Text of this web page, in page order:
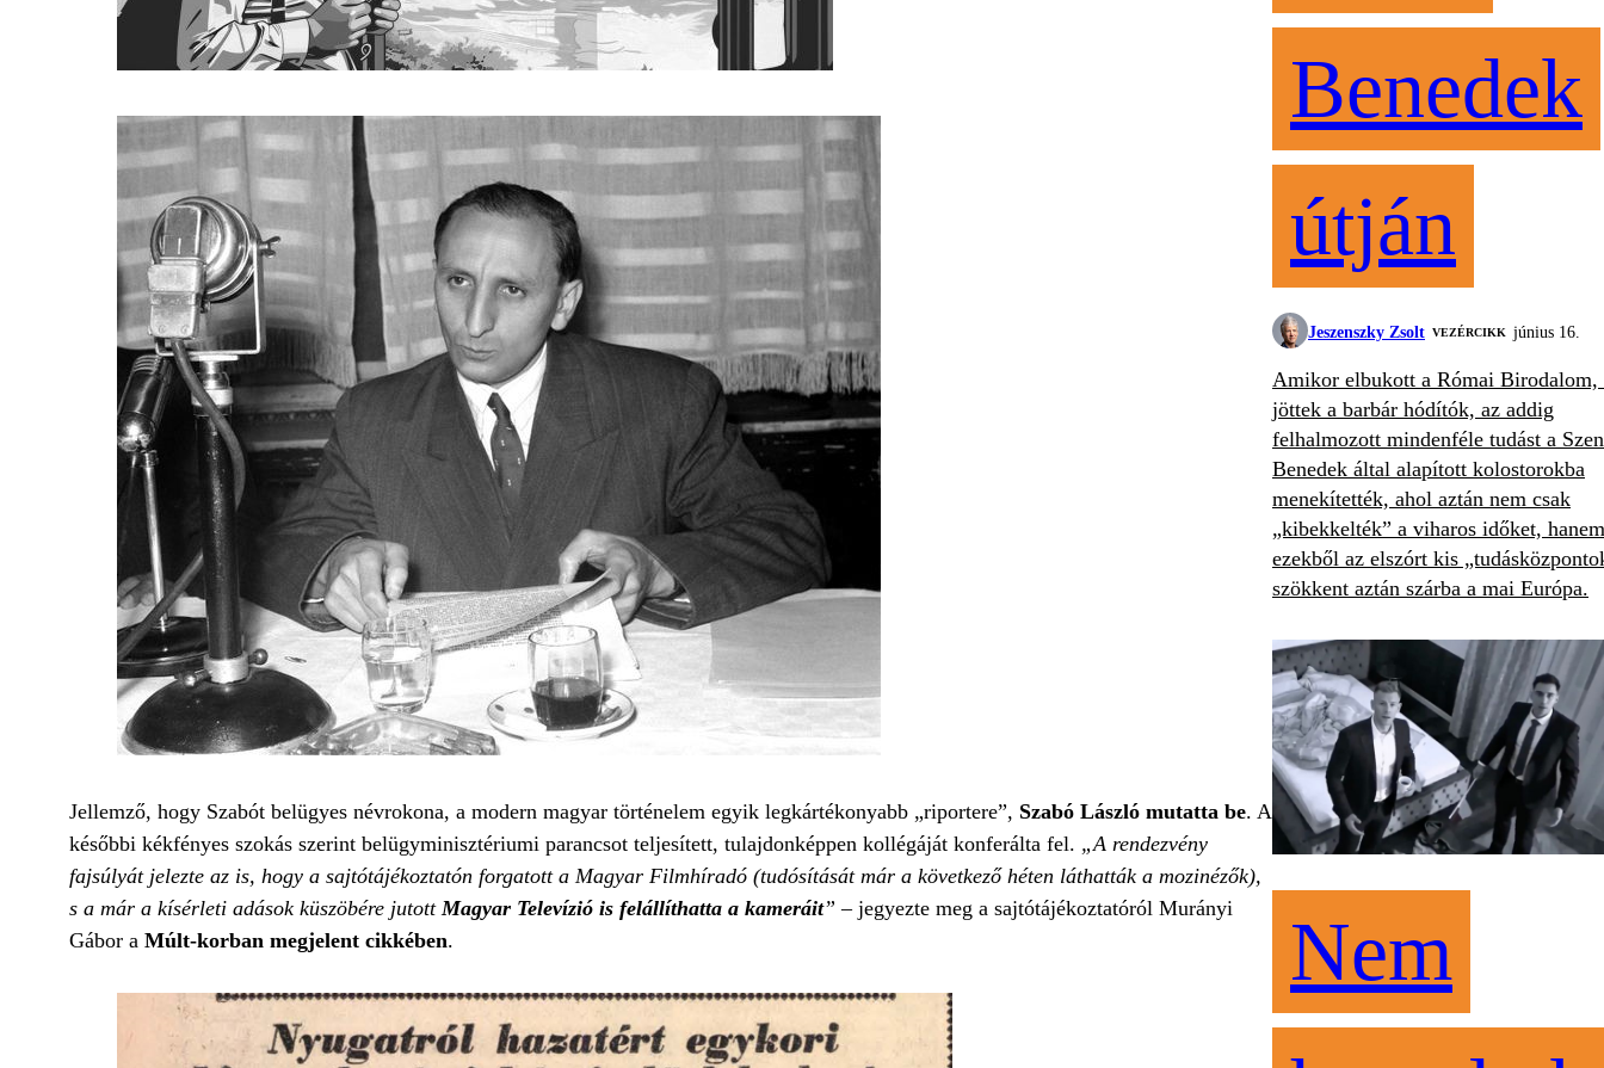
Jellemző, hogy Szabót belügyes névrokona, a modern magyar történelem egyik legkártékonyabb „riportere”, Szabó László mutatta be. A
későbbi kékfényes szokás szerint belügyminisztériumi parancsot teljesített, tulajdonképpen kollégáját konferálta fel. „A rendezvény
fajsúlyát jelezte az is, hogy a sajtótájékoztatón forgatott a Magyar Filmhíradó (tudósítását már a következő héten láthatták a mozinézők),
s a már a kísérleti adások küszöbére jutottMagyar Televízió is felállíthatta a kameráit” – jegyezte meg a sajtótájékoztatóról Murányi
Gábor a Múlt-korban megjelent cikkében.
Benedek
útján
Jeszenszky Zsolt VEZÉRCIKK június 16.
Amikor elbukott a Római Birodalom,
jöttek a barbár hódítók, az addig
felhalmozott mindenféle tudást a
Benedek által alapított kolostorokba
menekítették, ahol aztán nem csak
„kibekkelték” a viharos időket, hanem
ezekből az elszórt kis
szökkent aztán szárba a mai Európa.
Nem